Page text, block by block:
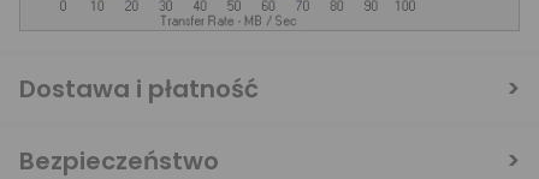
Dostawa i płatność
Bezpieczeństwo